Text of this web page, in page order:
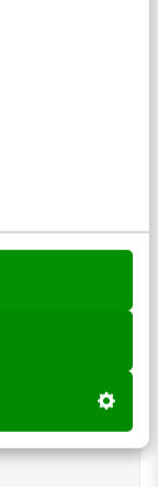
Zijn
afbeelding
AI-model.